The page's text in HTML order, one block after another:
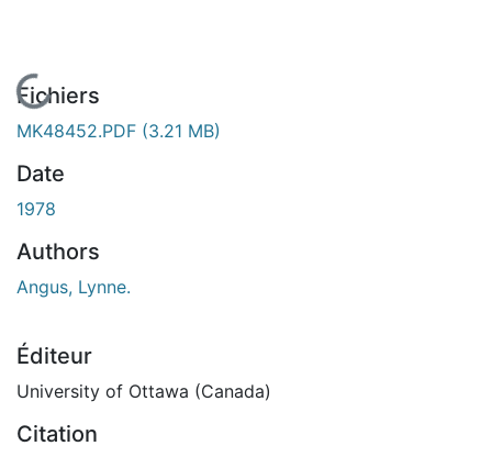
En cours de chargement...
Fichiers
MK48452.PDF (3.21 MB)
Date
1978
Authors
Angus, Lynne.
Éditeur
University of Ottawa (Canada)
Citation